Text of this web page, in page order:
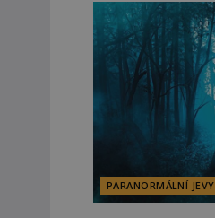
PARANORMÁLNÍ JEVY